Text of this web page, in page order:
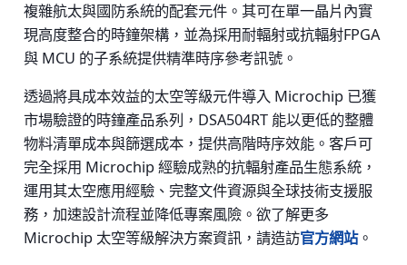
複雜航太與國防系統的配套元件。其可在單一晶片內實
現高度整合的時鐘架構，並為採用耐輻射或抗輻射FPGA
與 MCU 的子系統提供精準時序參考訊號。
透過將具成本效益的太空等級元件導入 Microchip 已獲
市場驗證的時鐘產品系列，DSA504RT 能以更低的整體
物料清單成本與篩選成本，提供高階時序效能。客戶可
完全採用 Microchip 經驗成熟的抗輻射產品生態系統，
運用其太空應用經驗、完整文件資源與全球技術支援服
務，加速設計流程並降低專案風險。欲了解更多
Microchip 太空等級解決方案資訊，請造訪官方網站。